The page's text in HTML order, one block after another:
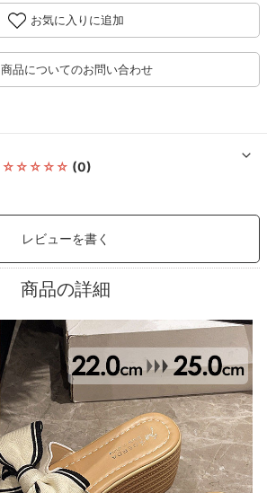
お気に入りに追加
商品についてのお問い合わせ
☆☆☆☆☆ (0)
レビューを書く
商品の詳細